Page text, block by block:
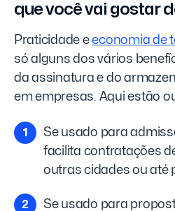
que você vai gostar
Praticidade eeconomia de
só alguns dos vários
da assinatura e do
em empresas. Aqui estão
Se usado para
facilita contratações
outras cidades ou até
Se usado para